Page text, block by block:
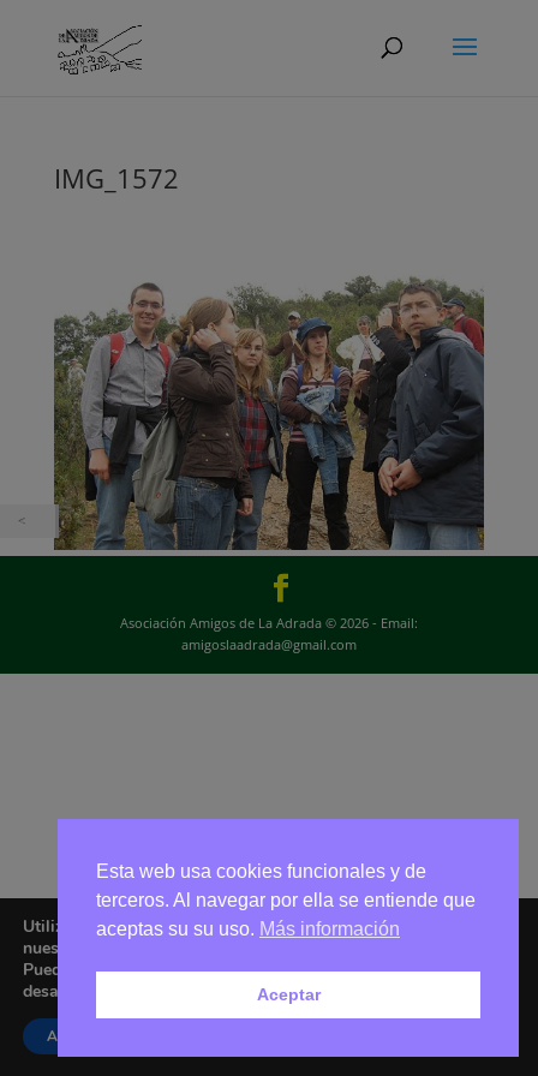
IMG_1572
Asociación Amigos de La Adrada © 2026 - Email:
amigoslaadrada@gmail.com
Utilizamos cookies para ofrecerte la mejor experiencia en
nuestra web.
Puedes aprender más sobre qué cookies utilizamos o
desactivarlas en los
Aceptar
Esta web usa cookies funcionales y de
terceros. Al navegar por ella se entiende que
aceptas su su uso. Más información
Aceptar